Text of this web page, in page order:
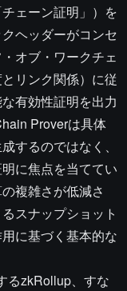
ェーン証明」）を
ヘッダーがコンセ
オブ・ワークチェ
リンク関係）に従
有効性証明を出力
Proverは具体
するのではなく、
に焦点を当ててい
複雑さが低減さ
スナップショット
に基づく基本的な
るzkRollup、すな